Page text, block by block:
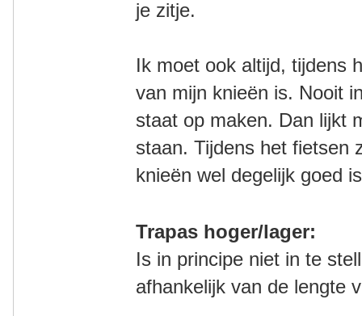
je zitje.
Ik moet ook altijd, tijdens
van mijn knieën is. Nooit
staat op maken. Dan lijkt
staan. Tijdens het fietsen
knieën wel degelijk goed
Trapas hoger/lager:
Is in principe niet in te
afhankelijk van de lengte